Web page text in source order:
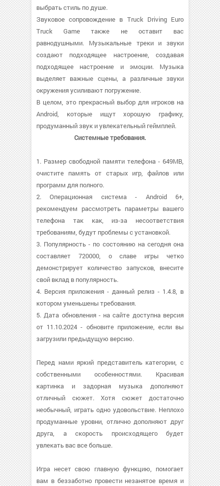
выбрать стиль по душе.
Звуковое сопровождение в Truck Driving Euro
Truck Game также не оставит вас
равнодушными. Музыкальные треки и звуки
создают подходящее настроение, создавая
подходящее настроение и эмоции. Музыка
выделяет важные сцены, а различные звуки
окружения усиливают погружение.
В целом, это прекрасный выбор для игроков на
Android, которые ищут хорошую графику,
продуманный звук и увлекательный геймплей.
Системные требования.
1. Размер свободной памяти телефона - 649MB,
очистите память от старых игр, файлов или
программ для полного.
2. Операционная система - Android 6+,
рекомендуем рассмотреть параметры вашего
телефона так как, из-за несоответствия
требованиям, будут проблемы с установкой.
3. Популярность - по состоянию на сегодня она
составляет 720000, о cлаве игры четко
демонстрирует количество запусков, внесите
свой вклад в популярность.
4. Версия приложения - данный релиз - 1.4.8, в
котором уменьшены требования.
5. Дата обновления - на сайте доступна версия
от 11.10.2024 - обновите приложение, если вы
загрузили предыдущую версию.
Перед нами яркий представитель категории, с
собственными особенностями. Красивая
картинка и задорная музыка дополняют
отличный сюжет. Хотя сюжет достаточно
необычный, играть одно удовольствие. Неплохо
продуманные уровни, отлично дополняют друг
друга, а скорость происходящего будет
увлекать вас все больше.
Игра несет свою главную функцию, помогает
вам в беззаботно провести незанятое время и